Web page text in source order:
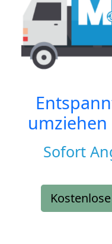
umziehen
Sofort